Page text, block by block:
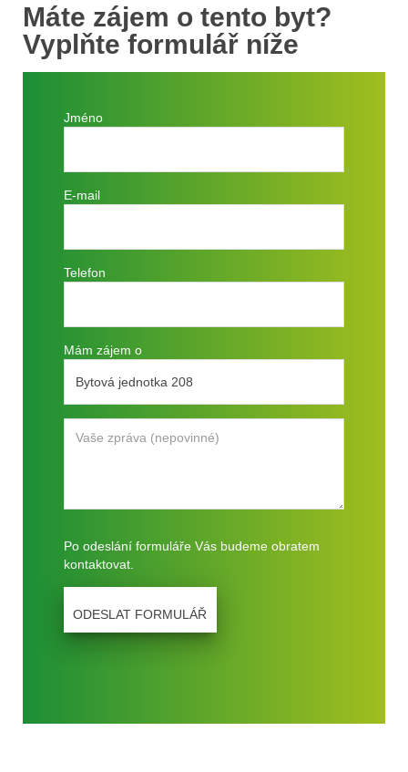
Máte zájem o tento byt?
Vyplňte formulář níže
Jméno
E-mail
Telefon
Mám zájem o
Po odeslání formuláře Vás budeme obratem
kontaktovat.